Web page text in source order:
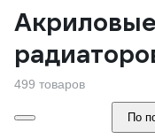
499 товаров
По